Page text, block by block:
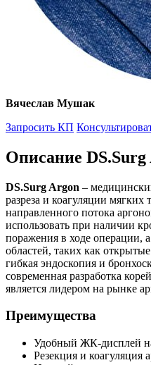
Вячеслав Мушак
Запросить КП
Описание DS.Surg
DS.Surg Argon –
разреза и коагуляции мягких
направленного потока
использовать при наличии
поражения в ходе операции,
областей, таких как
гибкая эндоскопия и
современная разработка
является лидером на рынке
Преимущества
Удобный ЖК-дисплей
Резекция и коагуляция